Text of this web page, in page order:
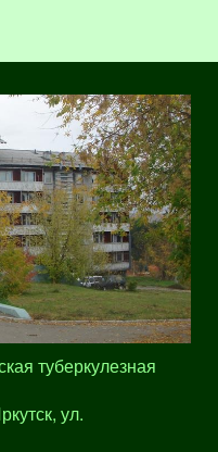
туберкулезная
ул.